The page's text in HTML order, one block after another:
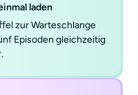
laden
zur Warteschlange
Episoden gleichzeitig